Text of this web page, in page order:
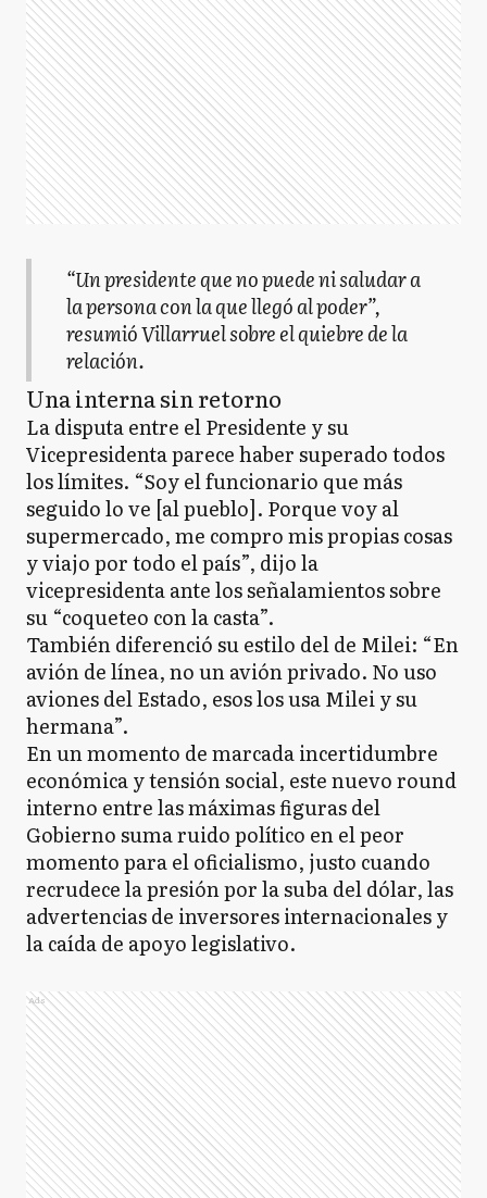
“Un presidente que no puede ni saludar a
la persona con la que llegó al poder”,
resumió Villarruel sobre el quiebre de la
relación.
Una interna sin retorno
La disputa entre el Presidente y su
Vicepresidenta parece haber superado todos
los límites. “Soy el funcionario que más
seguido lo ve [al pueblo]. Porque voy al
supermercado, me compro mis propias cosas
y viajo por todo el país”, dijo la
vicepresidenta ante los señalamientos sobre
su “coqueteo con la casta”.
También diferenció su estilo del de Milei: “En
avión de línea, no un avión privado. No uso
aviones del Estado, esos los usa Milei y su
hermana”.
En un momento de marcada incertidumbre
económica y tensión social, este nuevo round
interno entre las máximas figuras del
Gobierno suma ruido político en el peor
momento para el oficialismo, justo cuando
recrudece la presión por la suba del dólar, las
advertencias de inversores internacionales y
la caída de apoyo legislativo.
Ads